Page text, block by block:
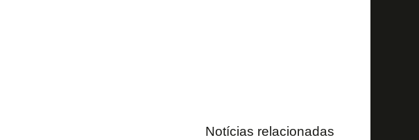
Notícias relacionadas